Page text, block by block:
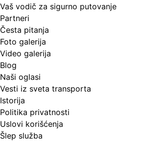
Vaš vodič za sigurno putovanje
Partneri
Česta pitanja
Foto galerija
Video galerija
Blog
Naši oglasi
Vesti iz sveta transporta
Istorija
Politika privatnosti
Uslovi korišćenja
Šlep služba